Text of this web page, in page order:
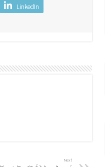
LinkedIn
Next